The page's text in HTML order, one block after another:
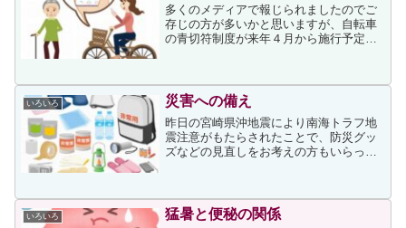
多くのメディアで報じられましたのでご
存じの方が多いかと思いますが、自転車
の青切符制度が来年４月から施行予定と
が挙げられていました。●携帯電話使用等
のながら運転：1万20...
いろいろ 災害への備え
昨日の宮崎県沖地震により南海トラフ地
震注意がもたらされたことで、防災グッ
ズなどの見直しをお考えの方もいらっし
村には入っていないのですが、すぐ近く
の横浜市まで指定市に入っ...
いろいろ 猛暑と便秘の関係